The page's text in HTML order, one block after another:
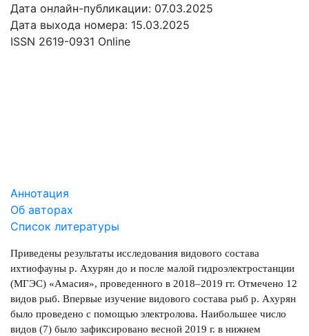
Дата онлайн-публикации: 07.03.2025
Дата выхода номера: 15.03.2025
ISSN 2619-0931 Online
Аннотация
Об авторах
Список литературы
Приведены результаты исследования видового состава
ихтиофауны р. Ахурян до и после малой гидроэлектростанции
(МГЭС) «Амасия», проведенного в 2018–2019 гг. Отмечено 12
видов рыб. Впервые изучение видового состава рыб р. Ахурян
было проведено с помощью электролова. Наибольшее число
видов (7) было зафиксировано весной 2019 г. в нижнем